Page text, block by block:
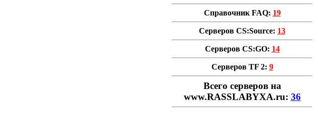
Справочник FAQ: 19
Серверов CS:Source: 13
Серверов CS:GO: 14
Серверов TF 2: 9
Всего cерверов на
www.RASSLABYXA.ru: 36